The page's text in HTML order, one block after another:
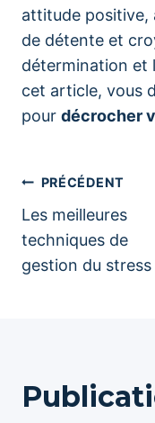
attitude positive,
de détente et
détermination et
cet article, vous
pour décrocher
de
l’article
PRÉCÉDENT
Les meilleures
techniques de
gestion du stress